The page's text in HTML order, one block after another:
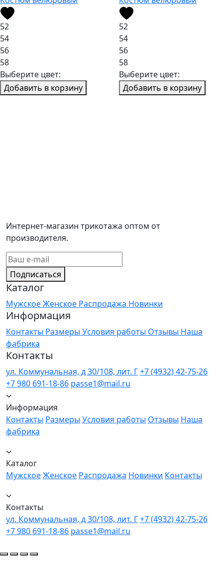
52
54
56
58
Выберите цвет:
Добавить в корзину
52
54
56
58
Выберите цвет:
Добавить в корзину
Интернет-магазин трикотажа оптом от
производителя.
Подписаться
Каталог
МужскоеЖенское Распродажа Новинки
Информация
Контакты Размеры Условия работы Отзывы Наша
фабрика
Контакты
ул. Коммунальная, д 30/108, лит. Г+7 (4932) 42-75-26
+7 980 691-18-86 passe1@mail.ru
Информация
Контакты Размеры Условия работы Отзывы Наша
фабрика
Каталог
МужскоеЖенское Распродажа Новинки Контакты
Контакты
ул. Коммунальная, д 30/108, лит. Г+7 (4932) 42-75-26
+7 980 691-18-86 passe1@mail.ru